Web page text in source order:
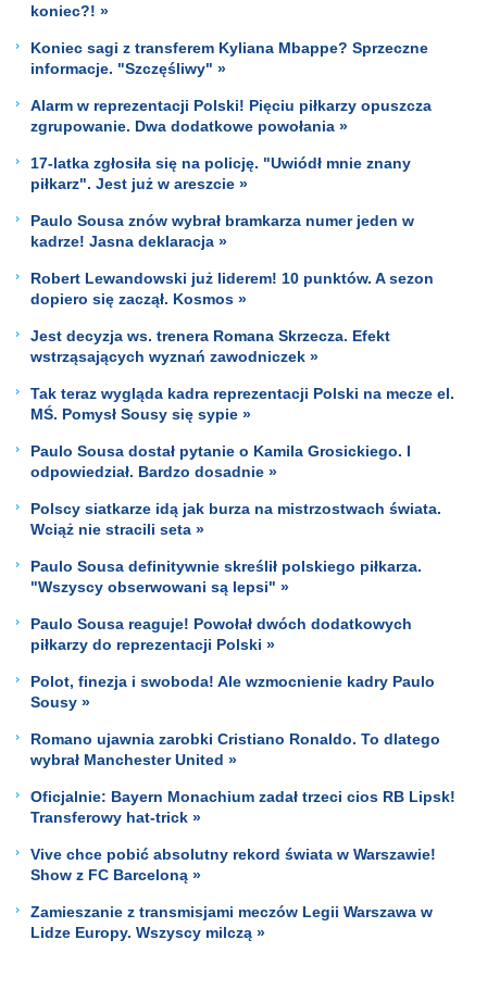
koniec?! »
Koniec sagi z transferem Kyliana Mbappe? Sprzeczne
informacje. "Szczęśliwy" »
Alarm w reprezentacji Polski! Pięciu piłkarzy opuszcza
zgrupowanie. Dwa dodatkowe powołania »
17-latka zgłosiła się na policję. "Uwiódł mnie znany
piłkarz". Jest już w areszcie »
Paulo Sousa znów wybrał bramkarza numer jeden w
kadrze! Jasna deklaracja »
Robert Lewandowski już liderem! 10 punktów. A sezon
dopiero się zaczął. Kosmos »
Jest decyzja ws. trenera Romana Skrzecza. Efekt
wstrząsających wyznań zawodniczek »
Tak teraz wygląda kadra reprezentacji Polski na mecze el.
MŚ. Pomysł Sousy się sypie »
Paulo Sousa dostał pytanie o Kamila Grosickiego. I
odpowiedział. Bardzo dosadnie »
Polscy siatkarze idą jak burza na mistrzostwach świata.
Wciąż nie stracili seta »
Paulo Sousa definitywnie skreślił polskiego piłkarza.
"Wszyscy obserwowani są lepsi" »
Paulo Sousa reaguje! Powołał dwóch dodatkowych
piłkarzy do reprezentacji Polski »
Polot, finezja i swoboda! Ale wzmocnienie kadry Paulo
Sousy »
Romano ujawnia zarobki Cristiano Ronaldo. To dlatego
wybrał Manchester United »
Oficjalnie: Bayern Monachium zadał trzeci cios RB Lipsk!
Transferowy hat-trick »
Vive chce pobić absolutny rekord świata w Warszawie!
Show z FC Barceloną »
Zamieszanie z transmisjami meczów Legii Warszawa w
Lidze Europy. Wszyscy milczą »